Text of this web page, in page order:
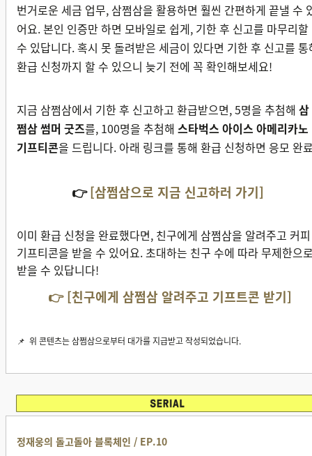
번거로운 세금 업무, 삼쩜삼을 활용하면 훨씬 간편하게 끝낼 수
어요. 본인 인증만 하면 모바일로 쉽게, 기한 후 신고를 마무리할
수 있답니다. 혹시 못 돌려받은 세금이 있다면 기한 후 신고를 통
환급 신청까지 할 수 있으니 늦기 전에 꼭 확인해보세요!
지금 삼쩜삼에서 기한 후 신고하고 환급받으면, 5명을 추첨해 삼
쩜삼 썸머 굿즈를, 100명을 추첨해 스타벅스 아이스 아메리카노
기프티콘을 드립니다. 아래 링크를 통해 환급 신청하면 응모 완
👉[삼쩜삼으로 지금 신고하러 가기]
이미 환급 신청을 완료했다면, 친구에게 삼쩜삼을 알려주고 커피
기프티콘을 받을 수 있어요. 초대하는 친구 수에 따라 무제한으
받을 수 있답니다!
👉[친구에게 삼쩜삼 알려주고 기프트콘 받기]
📌 위 콘텐츠는 삼쩜삼으로부터 대가를 지급받고 작성되었습니다.
정재웅의 돌고돌아 블록체인 / EP.10